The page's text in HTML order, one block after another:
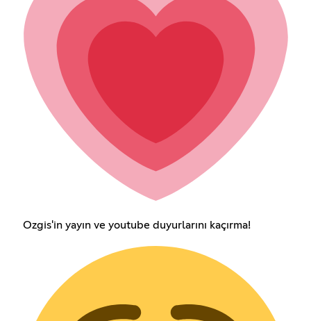
Ozgis'in yayın ve youtube duyurlarını kaçırma!